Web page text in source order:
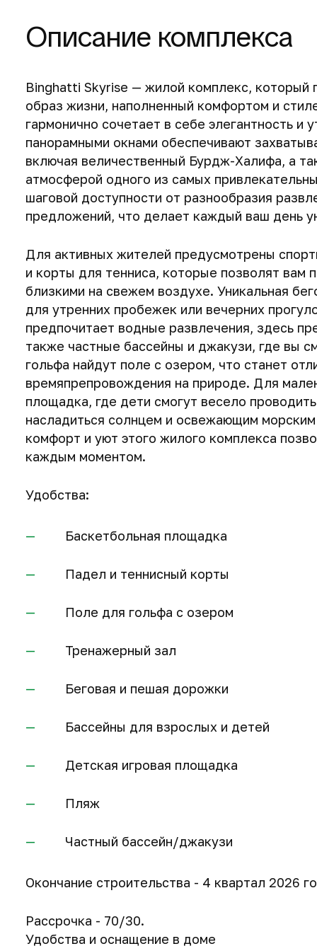
Описание комплекса
Binghatti Skyrise — жилой комплекс, который
образ жизни, наполненный комфортом и
гармонично сочетает в себе элегантность
панорамными окнами обеспечивают
включая величественный Бурдж-Халифа, а
атмосферой одного из самых
шаговой доступности от разнообразия
предложений, что делает каждый ваш день
Для активных жителей предусмотрены
и корты для тенниса, которые позволят вам
близкими на свежем воздухе. Уникальная
для утренних пробежек или вечерних
предпочитает водные развлечения, здесь
также частные бассейны и джакузи, где вы
гольфа найдут поле с озером, что станет
времяпрепровождения на природе. Для
площадка, где дети смогут весело
насладиться солнцем и освежающим
комфорт и уют этого жилого комплекса
каждым моментом.
Удобства:
Баскетбольная площадка
Падел и теннисный корты
Поле для гольфа с озером
Тренажерный зал
Беговая и пешая дорожки
Бассейны для взрослых и детей
Детская игровая площадка
Пляж
Частный бассейн/джакузи
Окончание строительства - 4 квартал 2026
Рассрочка - 70/30.
Удобства и оснащение в доме